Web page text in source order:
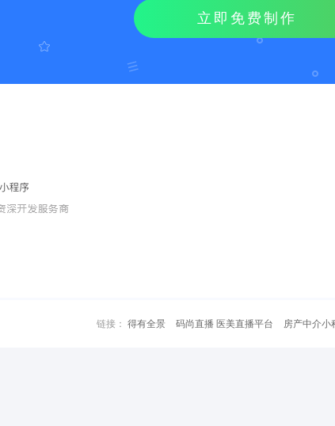
立即免费制作
链接： 得有全景 码尚直播 医美直播平台 房产中介小